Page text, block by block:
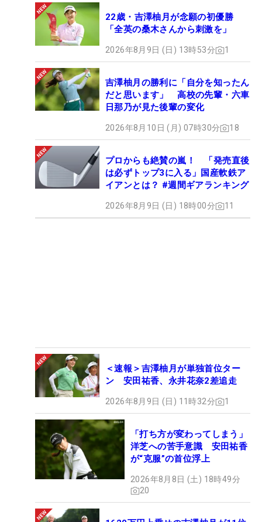
22歳・吉澤柚月が念願の初優勝
「全英の桑木さんから刺激を」
2026年8月9日 (日) 13時53分 1
吉澤柚月の勝利に「自分を知ったん
だと思います」 高校の先輩・六車
日那乃が見た後輩の変化
2026年8月10日 (月) 07時30分 18
プロからも絶賛の嵐！ 「発売直後
は必ずトップ3に入る」国産軟鉄ア
イアンとは？ #週間ギアランキング
2026年8月9日 (日) 18時00分 11
＜速報＞吉澤柚月が単独首位ター
ン 安田祐香、永井花奈2差追走
2026年8月9日 (日) 11時32分 1
「打ち方が変わってしまう」
洋芝への苦手意識 安田祐香
が“克服”の首位浮上
2026年8月8日 (土) 18時49分
20